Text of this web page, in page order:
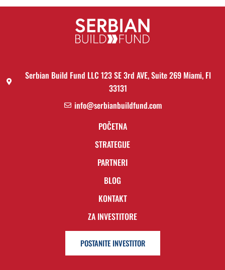
Serbian Build Fund LLC 123 SE 3rd AVE, Suite 269 Miami, Fl
33131
info@serbianbuildfund.com
POČETNA
STRATEGIJE
PARTNERI
BLOG
KONTAKT
ZA INVESTITORE
POSTANITE INVESTITOR